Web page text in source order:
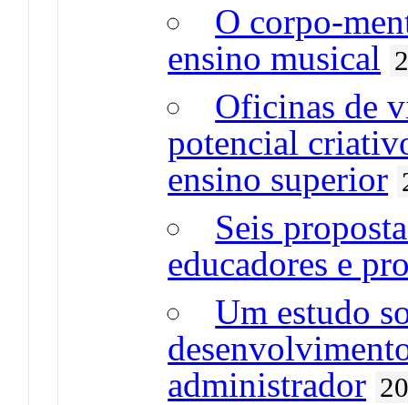
O corpo-
ensino musical
Oficinas de
potencial
ensino superior
Seis
educadores e
Um estudo
administrador